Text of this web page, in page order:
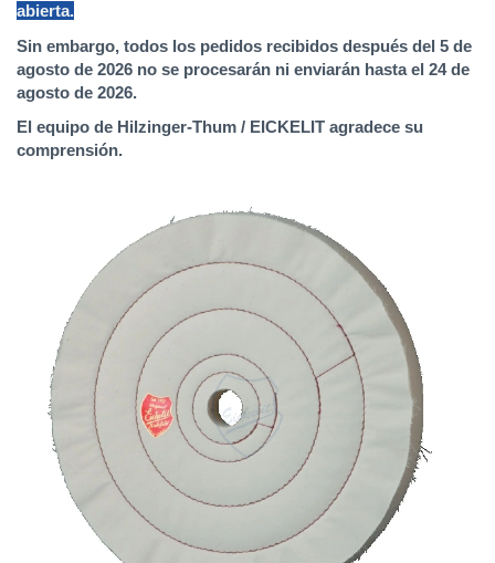
abierta.
Sin embargo, todos los pedidos recibidos después del 5 de
agosto de 2026 no se procesarán ni enviarán hasta el 24 de
agosto de 2026.
El equipo de Hilzinger-Thum / EICKELIT agradece su
comprensión.
imágenes